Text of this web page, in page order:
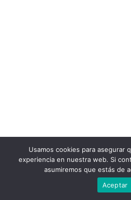
Usamos cookies para asegurar
experiencia en nuestra web. Si
asumiremos que estás de
Aceptar